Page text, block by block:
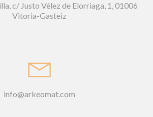
c/ Justo Vélez de Elorriaga, 1, 01006
Vitoria-Gasteiz
info@arkeomat.com